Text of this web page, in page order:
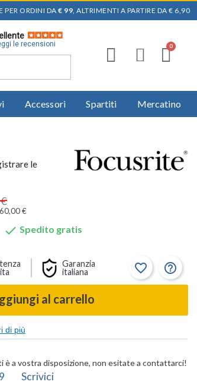
PER ORDINI DA € 99, ALTRIMENTI A PARTIRE DA € 6,90
le recensioni
Accessori Spartiti Mercatino
le
€
 Spedito gratis
Garanzia
italiana
favorite_border help_outline
al carrello
di più
è a vostra disposizione, non esitate a contattarci!
Scrivici